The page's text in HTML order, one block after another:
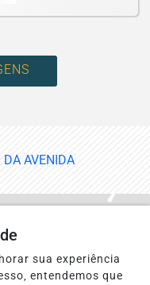
conta?
anunciar
sua experiência
entendemos que